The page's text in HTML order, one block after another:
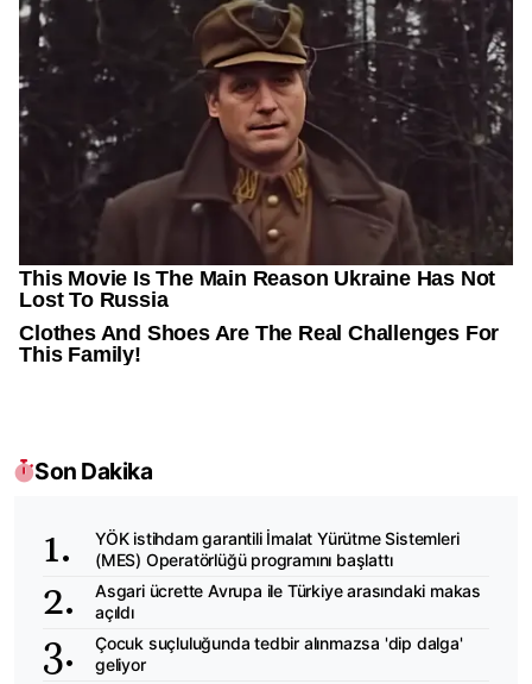
Son Dakika
YÖK istihdam garantili İmalat Yürütme Sistemleri
(MES) Operatörlüğü programını başlattı
Asgari ücrette Avrupa ile Türkiye arasındaki makas
açıldı
Çocuk suçluluğunda tedbir alınmazsa 'dip dalga'
geliyor